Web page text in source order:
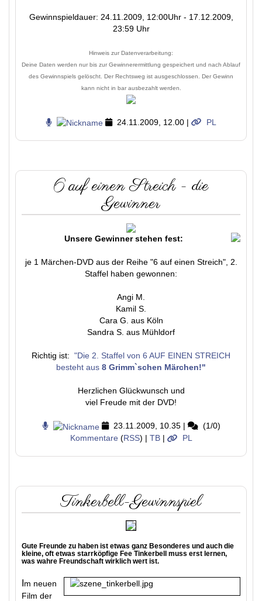
Gewinnspieldauer: 24.11.2009, 12:00Uhr - 17.12.2009,
23:59 Uhr
Hinweis zur Datenverarbeitung:
Deine Daten werden nur bis zur Gewinnerermittlung gespeichert und nach Ablauf
des Gewinnspiels gelöscht. Der Rechtsweg ist ausgeschlossen. Der Gewinn
kann nicht in bar ausbezahlt werden.
24.11.2009, 12.00 | PL
6 auf einen Streich - die
Gewinner
Unsere Gewinner stehen fest:
je 1 Märchen-DVD aus der Reihe "6 auf einen Streich", 2.
Staffel haben gewonnen:
Angi M.
Kamil S.
Cara G. aus Köln
Sandra S. aus Mühldorf
Richtig ist: "Die 2. Staffel von 6 AUF EINEN STREICH
besteht aus 8 Grimm`schen Märchen!"
Herzlichen Glückwunsch und
viel Freude mit der DVD!
23.11.2009, 10.35|
(1/0)
Kommentare (RSS) | TB| PL
Tinkerbell-Gewinnspiel
Gute Freunde zu haben ist etwas ganz Besonderes und auch die
kleine, oft etwas starrköpfige Fee Tinkerbell muss erst lernen,
was wahre Freundschaft wirklich wert ist.
m neuen
Film der